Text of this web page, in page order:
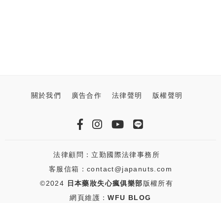
關於我們 廣告合作 法律聲明 版權聲明
法律顧問：立勤國際法律事務所
客服信箱：contact@japanuts.com
©2024
日本藥妝失心瘋俱樂部版權所有
網頁維護：WFU BLOG